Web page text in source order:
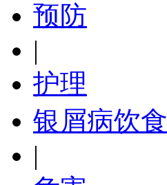
预防
|
护理
银屑病饮食
|